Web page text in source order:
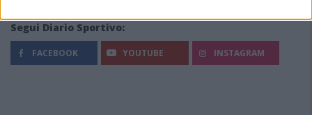
Segui Diario Sportivo:
FACEBOOK YOUTUBE INSTAGRAM